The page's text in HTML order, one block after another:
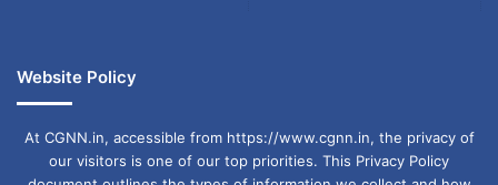
Website Policy
At CGNN.in, accessible from https://www.cgnn.in, the privacy of
our visitors is one of our top priorities. This Privacy Policy